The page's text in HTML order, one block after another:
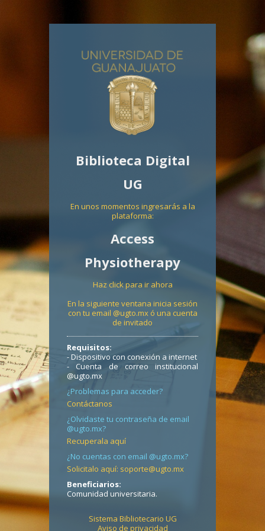
Biblioteca Digital
UG
En unos momentos ingresarás a la
plataforma:
Access
Physiotherapy
Haz click para ir ahora
En la siguiente ventana inicia sesión
con tu email @ugto.mx ó una cuenta
de invitado
Requisitos:
- Dispositivo con conexión a internet
- Cuenta de correo institucional
@ugto.mx
¿Problemas para acceder?
Contáctanos
¿Olvidaste tu contraseña de email
@ugto.mx?
Recuperala aquí
¿No cuentas con email @ugto.mx?
Solicitalo aquí: soporte@ugto.mx
Beneficiarios:
Comunidad universitaria.
Sistema Bibliotecario UG
Aviso de privacidad